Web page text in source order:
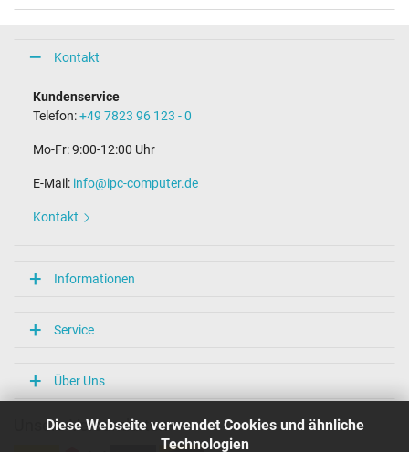
Diese Webseite verwendet Cookies und ähnliche
Technologien
Kontakt
Kundenservice
Telefon:+49 7823 96 123 - 0
Mo-Fr: 9:00-12:00 Uhr
E-Mail: info@ipc-computer.de
Kontakt
Informationen
Service
Über Uns
Unsere Versandarten